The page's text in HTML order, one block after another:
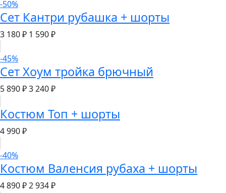
-50%
Сет Кантри рубашка + шорты
3 180 ₽ 1 590 ₽
-45%
Сет Хоум тройка брючный
5 890 ₽3 240 ₽
Костюм Топ + шорты
4 990 ₽
-40%
Костюм Валенсия рубаха + шорты
4 890 ₽2 934 ₽